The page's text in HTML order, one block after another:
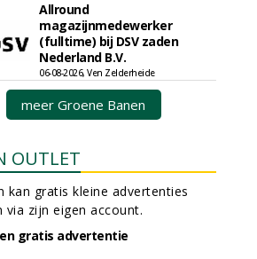
Allround
magazijnmedewerker
(fulltime) bij DSV zaden
Nederland B.V.
06-08-2026, Ven Zelderheide
meer Groene Banen
OUTLET
kan gratis kleine advertenties
via zijn eigen account.
gratis advertentie